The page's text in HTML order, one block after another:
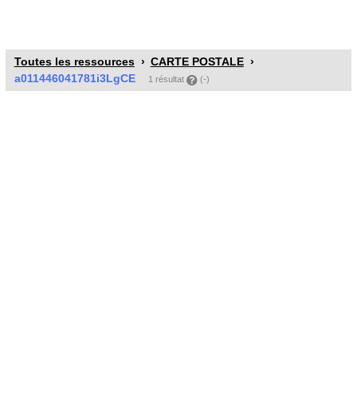
Toutes les ressources
CARTE POSTALE
a011446041781i3LgCE
1 résultat (-)